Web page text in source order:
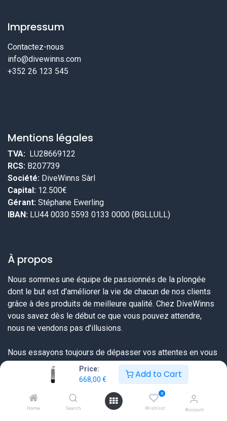
Price:
668,00 € Add to Cart
Home Search
0
Wishlist Account
Impressum
Contactez-nous
info@divewinns.com
+352 26 123 545
Mentions légales
TVA: LU28669122
RCS: B207739
Société: DiveWinns Sàrl
Capital: 12.500€
Gérant: Stéphane Ewerling
IBAN: LU44 0030 5593 0133 0000 (BGLLULL)
À propos
Nous sommes une équipe de passionnés de la plongée
dont le but est d'améliorer la vie de chacun de nos clients
grâce à des produits de meilleure qualité. Chez DiveWinns
vous savez dès le début ce que vous pouvez attendre,
nous ne vendons pas d'illusions.
Nous essayons toujours de dépasser vos attentes en vous
proposant une offre très complète sur tout ce dont un
plongeur a besoin et ceci à un prix sérieux et une qualité de